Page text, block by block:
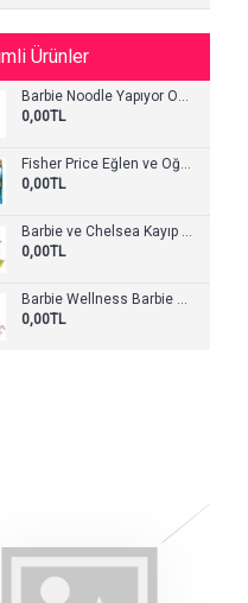
Ürünler
Barbie Noodle Yapıyor Oyun Seti
0,00TL
Fisher Price Eğlen ve Öğren Eğitici Pizza Türkçe
0,00TL
Barbie ve Chelsea Kayıp Doğum Günü Havuz Partisi
0,00TL
Barbie Wellness Barbie Nefes Egzersizi Bebeği
0,00TL